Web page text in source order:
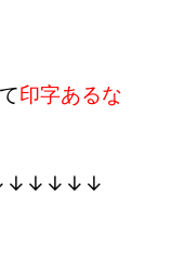
印字あるな
↓↓↓↓↓↓